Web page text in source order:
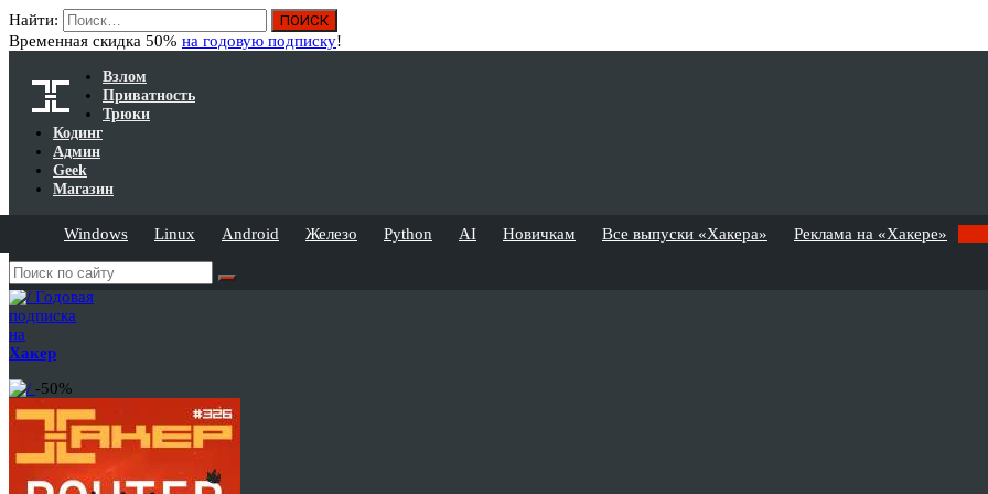
Найти:
Временная скидка 50% на годовую подписку!
Взлом
Приватность
Трюки
Кодинг
Админ
Geek
Магазин
Windows Linux Android Железо Python AI Новичкам Все выпуски «Хакера» Реклама на «Хакере»
Годовая
подписка
на
Хакер
-50%